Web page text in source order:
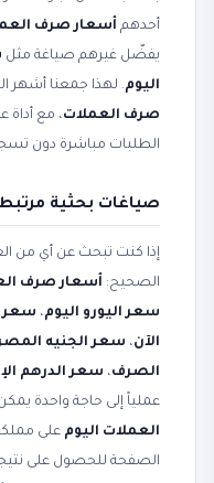
أحدهم أسعار صرف
يفضّل غيرهم صياغة مثل
اليوم. لهذا جمعنا أشهر
صرف العملات، مع أداة
الطلبات مباشرة دون
صياغات بحثية
إذا كنت تبحث عن أي من
الصحيح: أسعار صرف
سعر اليورو اليوم، سعر
الآن، سعر الجنيه
الصرف، سعر الدرهم
عملياً إلى حاجة واحدة يمكن
العملات اليوم على
الصفحة للحصول على